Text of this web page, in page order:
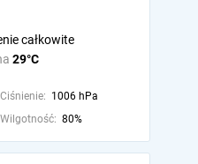
29°C
całkowite
Ciśnienie: 1006 hPa
Wilgotność: 80%